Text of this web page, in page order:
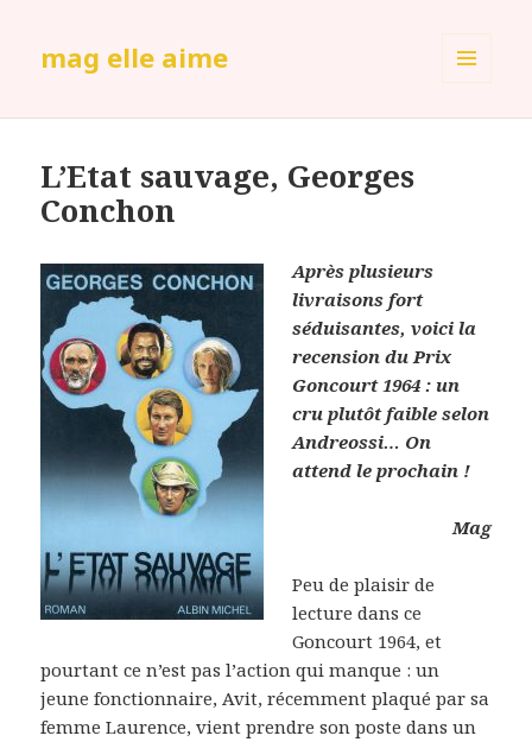
mag elle aime
L’Etat sauvage, Georges
Conchon
Après plusieurs
livraisons fort
séduisantes, voici la
recension du Prix
Goncourt 1964 : un
cru plutôt faible selon
Andreossi… On
attend le prochain !
Mag
Peu de plaisir de
lecture dans ce
Goncourt 1964, et
pourtant ce n’est pas l’action qui manque : un
jeune fonctionnaire, Avit, récemment plaqué par sa
femme Laurence, vient prendre son poste dans un